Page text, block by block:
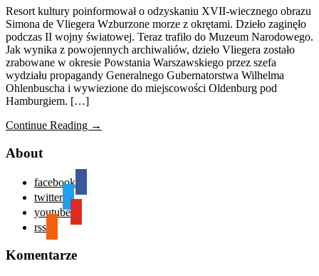
Resort kultury poinformował o odzyskaniu XVII-wiecznego obrazu
Simona de Vliegera Wzburzone morze z okrętami. Dzieło zaginęło
podczas II wojny światowej. Teraz trafiło do Muzeum Narodowego.
Jak wynika z powojennych archiwaliów, dzieło Vliegera zostało
zrabowane w okresie Powstania Warszawskiego przez szefa
wydziału propagandy Generalnego Gubernatorstwa Wilhelma
Ohlenbuscha i wywiezione do miejscowości Oldenburg pod
Hamburgiem. […]
Continue Reading →
About
facebook
twitter
youtube
rss
Komentarze